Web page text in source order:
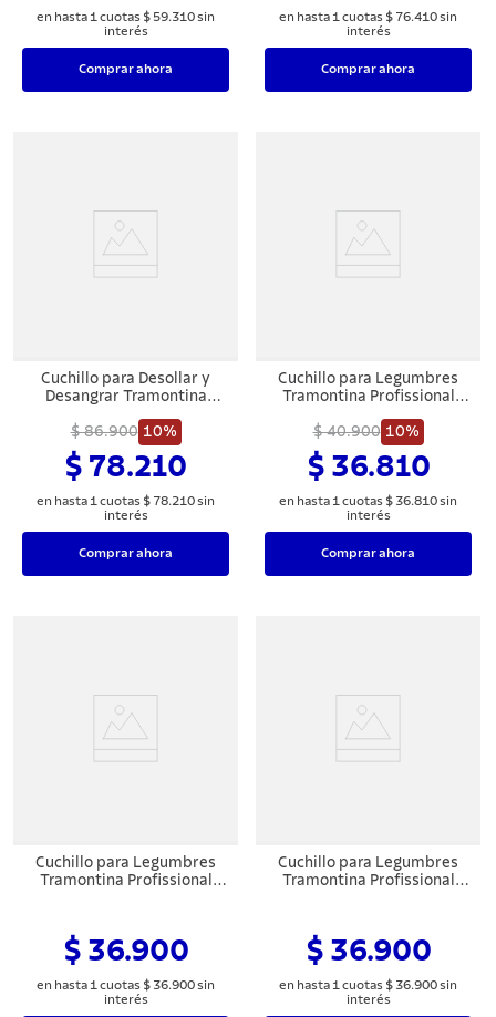
en hasta 1 cuotas $ 59.310sin
interés
Comprar ahora
en hasta 1 cuotas $ 76.410sin
interés
Comprar ahora
Cuchillo para Desollar y
Desangrar Tramontina
Acero Inoxidable y Mango
de Polipropileno Blanco 6"
$ 86.900 10%
$ 78.210
en hasta 1 cuotas $ 78.210sin
interés
Comprar ahora
Cuchillo para Legumbres
Tramontina Profissional
Inoxidable y Mango en
Polipropileno Blanco 4"
$ 40.900 10%
$ 36.810
en hasta 1 cuotas $ 36.810sin
interés
Comprar ahora
Cuchillo para Legumbres
Tramontina Profissional
Polipropileno Blanco 3"
$ 36.900
en hasta 1 cuotas $ 36.900sin
interés
Cuchillo para Legumbres
Tramontina Profissional
Polipropileno Blanco 3"
$ 36.900
en hasta 1 cuotas $ 36.900sin
interés